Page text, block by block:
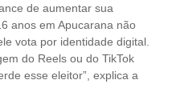
de aumentar sua
anos em Apucarana não
vota por identidade digital.
do Reels ou do TikTok
esse eleitor”, explica a